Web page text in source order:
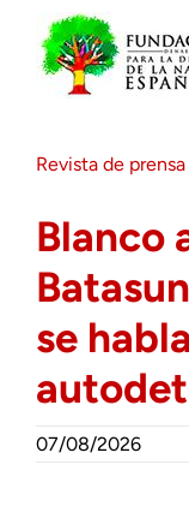
contenido
Actualidad
Actividades
Colabora
Revista de prensa
Blanco
se
07/08/2026